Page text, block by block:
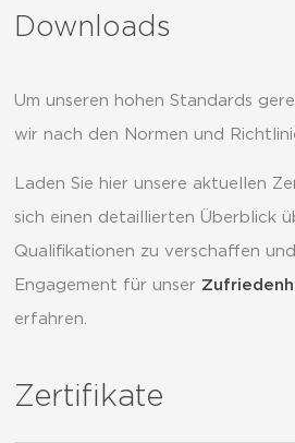
Downloads
Um unseren hohen Standards
wir nach den Normen und
Laden Sie hier unsere aktuellen
sich einen detaillierten Überblick
Qualifikationen zu verschaffen
Engagement für unser
erfahren.
Zertifikate